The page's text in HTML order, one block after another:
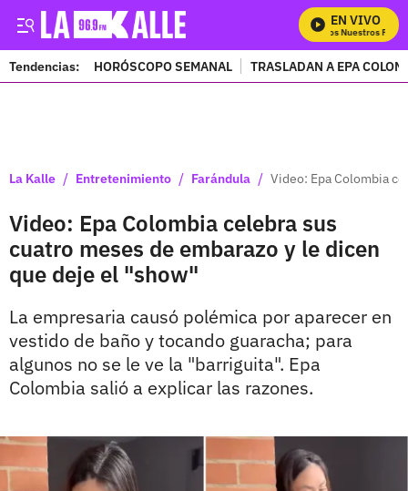
EN VIVO
Mira Todos Nuestros
Tendencias: HORÓSCOPO SEMANAL TRASLADAN A EPA
La Kalle / Entretenimiento / Farándula / Video: Epa Colombia
Video: Epa Colombia celebra sus
cuatro meses de embarazo y le dicen
que deje el "show"
La empresaria causó polémica por aparecer en
vestido de baño y tocando guaracha; para
algunos no se le ve la "barriguita". Epa
Colombia salió a explicar las razones.